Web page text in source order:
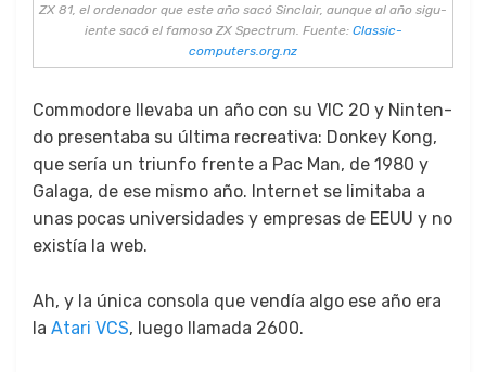
ZX 81, el orde­nador que este año sacó Sin­clair, aunque al año sigu­
iente sacó el famoso ZX Spec­trum. Fuente: Classic-
computers.org.nz
Com­modore llev­a­ba un año con su VIC 20 y Nin­ten­
do pre­senta­ba su últi­ma recre­ati­va: Don­key Kong,
que sería un tri­un­fo frente a Pac Man, de 1980 y
Gala­ga, de ese mis­mo año. Inter­net se lim­ita­ba a
unas pocas uni­ver­si­dades y empre­sas de EEUU y no
existía la web.
Ah, y la úni­ca con­so­la que vendía algo ese año era
la Atari VCS, luego lla­ma­da 2600.